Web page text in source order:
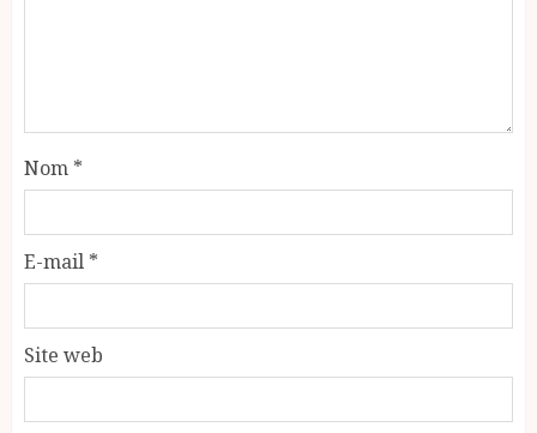
Nom *
E-mail *
Site web